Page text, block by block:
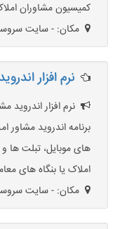
کميسيون مشاوران
مکان: - سایت
نرم افزار
نرم افزار
برنامه اندروید
های موبایل، تبلت ها
املاک یا بنگاه های
مکان: - سایت